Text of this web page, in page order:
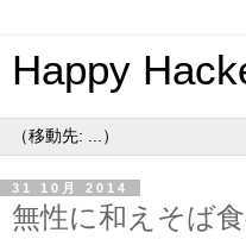
Happy
31 10月 2014
無性に和えそば